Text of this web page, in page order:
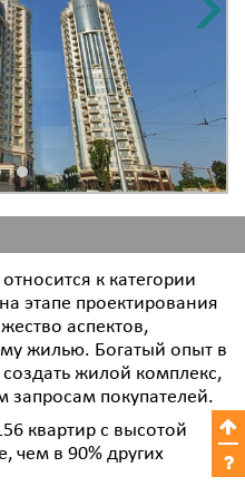
к категории
этапе проектирования
аспектов,
жилью. Богатый опыт в
жилой комплекс,
запросам покупателей.
квартир с высотой
чем в 90% других